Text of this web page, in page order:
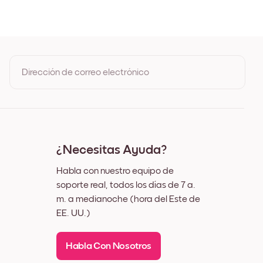
Dirección de correo electrónico
¿Necesitas Ayuda?
Habla con nuestro equipo de
soporte real, todos los días de 7 a.
m. a medianoche (hora del Este de
EE. UU.)
Habla Con Nosotros